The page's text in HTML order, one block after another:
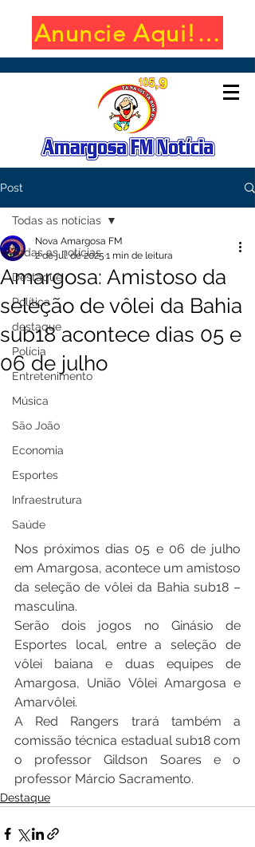
Anuncie Aqui!
Post
Todas as notícias
Destaque
Política
destaque
Polícia
Entretenimento
Música
São João
Economia
Esportes
Infraestrutura
Saúde
Todas as notícias
Amargosa: Amistoso da
seleção de vôlei da Bahia
sub18 acontece dias 05 e
06 de julho
Nova Amargosa FM
2 de jul. de 2025 1 min de leitura
Nos próximos dias 05 e 06 de julho
em Amargosa, acontece um amistoso
da seleção de vôlei da Bahia sub18 –
masculina.
Serão dois jogos no Ginásio de
Esportes local, entre a seleção de
vôlei baiana e duas equipes de
Amargosa, União Vôlei Amargosa e
Amarvôlei.
A Red Rangers trará também a
comissão técnica estadual sub18 com
o professor Gildson Soares e o
professor Márcio Sacramento.
Destaque